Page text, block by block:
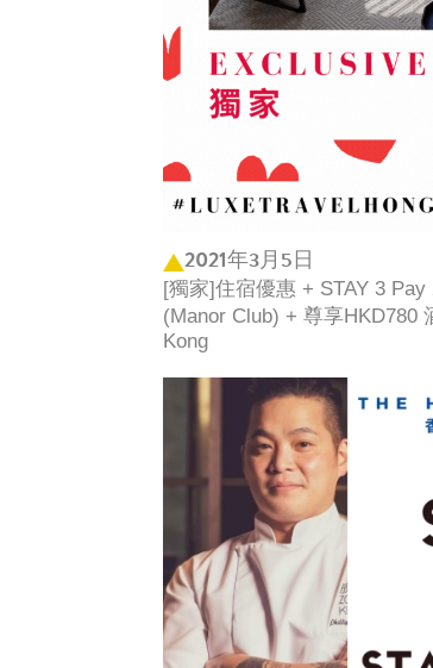
2021年3月5日
[獨家]住宿優惠 + STAY 3
(Manor Club) + 尊享HKD780
Kong